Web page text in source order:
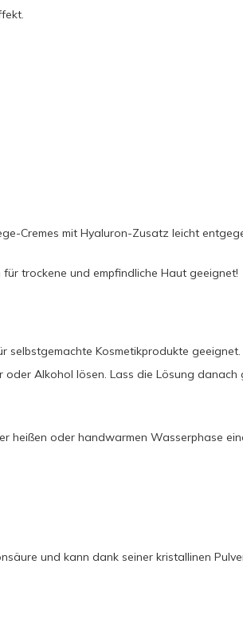
Cremes mit Hyaluron-Zusatz leicht
trockene und empfindliche Haut geeignet!
Kosmetikprodukte
Alkohol lösen. Lass die Lösung
heißen oder handwarmen Wasserphase
und kann dank seiner kristallinen